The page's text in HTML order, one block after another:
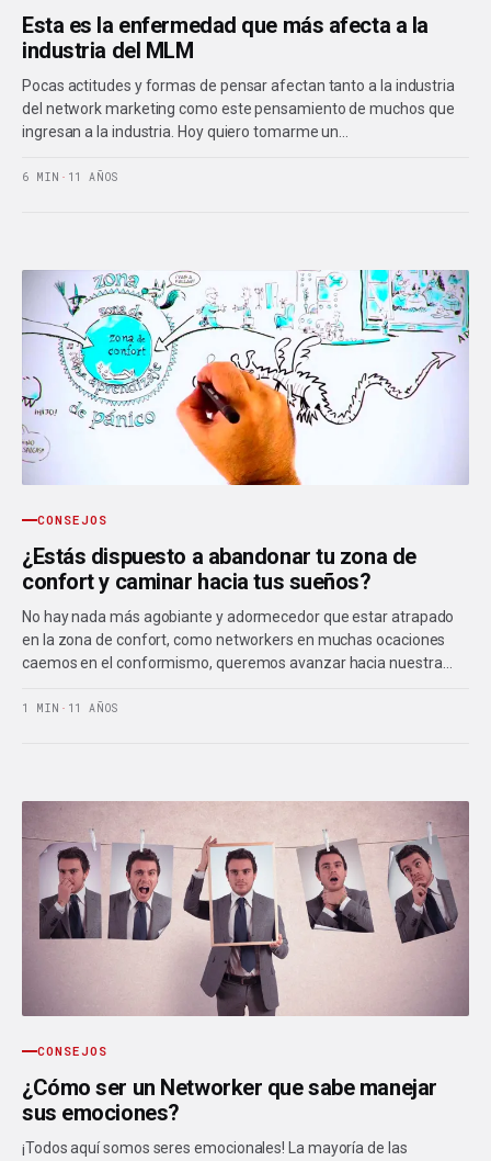
Esta es la enfermedad que más afecta a la
industria del MLM
Pocas actitudes y formas de pensar afectan tanto a la industria
del network marketing como este pensamiento de muchos que
ingresan a la industria. Hoy quiero tomarme un…
6 MIN · 11 AÑOS
CONSEJOS
¿Estás dispuesto a abandonar tu zona de
confort y caminar hacia tus sueños?
No hay nada más agobiante y adormecedor que estar atrapado
en la zona de confort, como networkers en muchas ocaciones
caemos en el conformismo, queremos avanzar hacia nuestra…
1 MIN · 11 AÑOS
CONSEJOS
¿Cómo ser un Networker que sabe manejar
sus emociones?
¡Todos aquí somos seres emocionales! La mayoría de las